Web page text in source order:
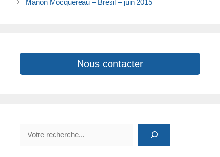
Manon Mocquereau – Brésil – juin 2015
Nous contacter